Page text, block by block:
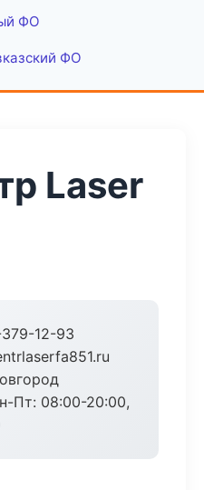
ФО
ФО
Laser
12-93
Пт: 08:00-20:00,